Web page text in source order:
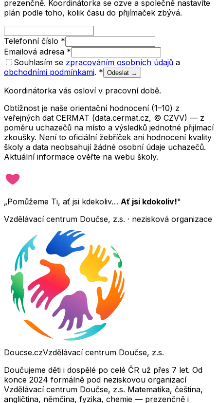
prezenčně. Koordinátorka se ozve a společně nastavíte
plán podle toho, kolik času do přijímaček zbývá.
Telefonní číslo *
Emailová adresa *
Souhlasím se zpracováním osobních údajů a
obchodními podmínkami. * Odeslat →
Koordinátorka vás osloví v pracovní době.
Obtížnost je naše orientační hodnocení (1–10) z
veřejných dat CERMAT (data.cermat.cz, © CZVV) — z
poměru uchazečů na místo a výsledků jednotné přijímací
zkoušky. Není to oficiální žebříček ani hodnocení kvality
školy a data neobsahují žádné osobní údaje uchazečů.
Aktuální informace ověřte na webu školy.
„Pomůžeme Ti, ať jsi kdekoliv… Ať jsi kdokoliv!"
Vzdělávací centrum Doučse, z.s. · nezisková organizace
Doucse.czVzdělávací centrum Doučse, z.s.
Doučujeme děti i dospělé po celé ČR už přes 7 let. Od
konce 2024 formálně pod neziskovou organizací
Vzdělávací centrum Doučse, z.s. Matematika, čeština,
angličtina, němčina, fyzika, chemie — prezenčně i